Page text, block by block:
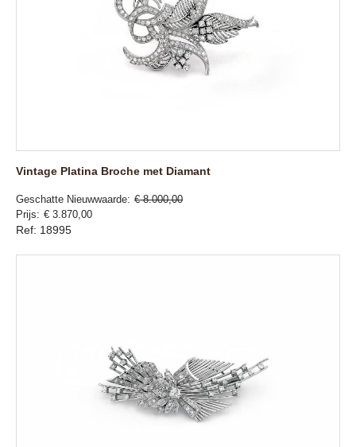
Vintage Platina Broche met Diamant
Geschatte Nieuwwaarde € 8.000,00
Prijs
€ 3.870,00
Ref: 18995